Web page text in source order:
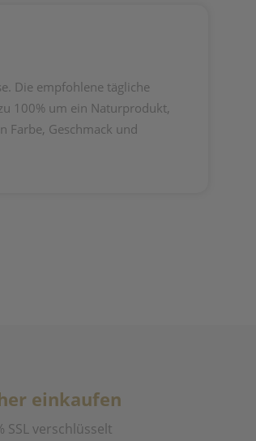
Die empfohlene tägliche
100% um ein Naturprodukt,
Farbe, Geschmack und
einkaufen
SSL verschlüsselt